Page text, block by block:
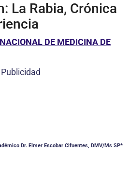
La Rabia, Crónica
DE MEDICINA DE
Publicidad
Dr. Elmer Escobar Cifuentes, DMV/Ms SP*